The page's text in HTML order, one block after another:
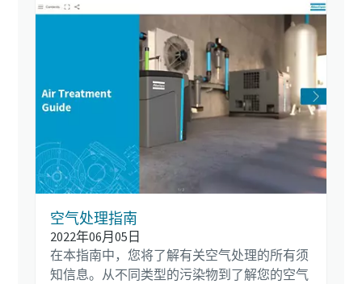
空气处理指南
2022年06月05日
在本指南中，您将了解有关空气处理的所有须
知信息。从不同类型的污染物到了解您的空气